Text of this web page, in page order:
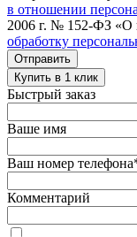
в отношении
2006 г. № 152-ФЗ «О
обработку
Отправить
Купить в 1 клик
Быстрый заказ
Ваше имя
Ваш номер телефона
Комментарий